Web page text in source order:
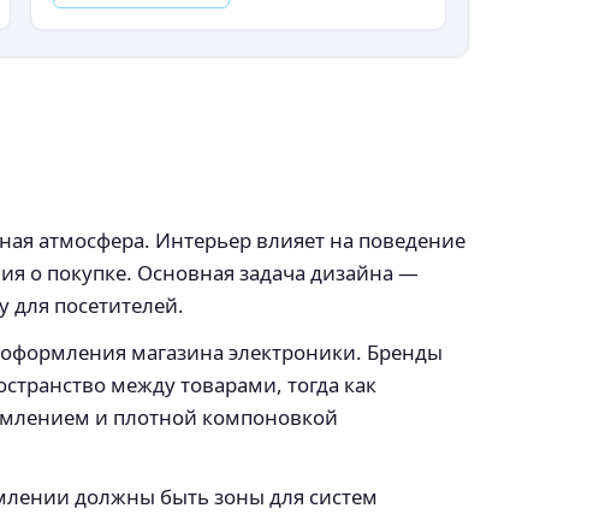
атмосфера. Интерьер влияет на поведение
о покупке. Основная задача дизайна —
посетителей.
магазина электроники. Бренды
между товарами, тогда как
и плотной компоновкой
должны быть зоны для систем